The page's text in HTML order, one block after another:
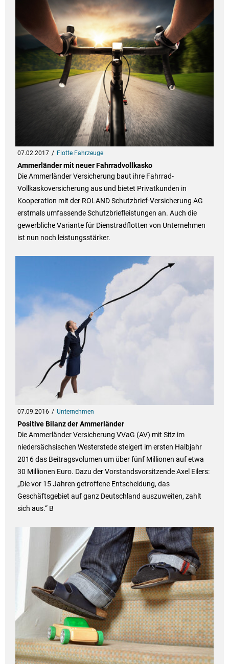
07.02.2017 Flotte Fahrzeuge
Ammerländer mit neuer Fahrradvollkasko
Die Ammerländer Versicherung baut ihre Fahrrad-
Vollkaskoversicherung aus und bietet Privatkunden in
Kooperation mit der ROLAND Schutzbrief-Versicherung AG
erstmals umfassende Schutzbriefleistungen an. Auch die
gewerbliche Variante für Dienstradflotten von Unternehmen
ist nun noch leistungsstärker.
07.09.2016 Unternehmen
Positive Bilanz der Ammerländer
Die Ammerländer Versicherung VVaG (AV) mit Sitz im
niedersächsischen Westerstede steigert im ersten Halbjahr
2016 das Beitragsvolumen um über fünf Millionen auf etwa
30 Millionen Euro. Dazu der Vorstandsvorsitzende Axel Eilers:
„Die vor 15 Jahren getroffene Entscheidung, das
Geschäftsgebiet auf ganz Deutschland auszuweiten, zahlt
sich aus.“ B